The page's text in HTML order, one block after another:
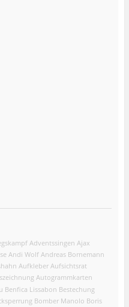
Adventssingen Ajax
Andi Wolf Andreas Bornemann
Aufkleber Aufsichtsrat
Autogrammkarten
Benfica Lissabon Bestechung
Bomber Manolo Boris